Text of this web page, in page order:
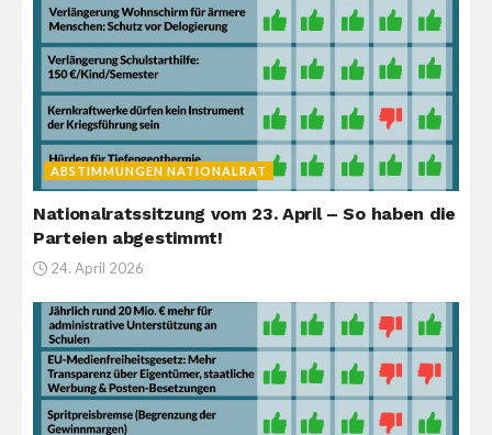
ABSTIMMUNGEN NATIONALRAT
Nationalratssitzung vom 23. April – So haben die
Parteien abgestimmt!
24. April 2026